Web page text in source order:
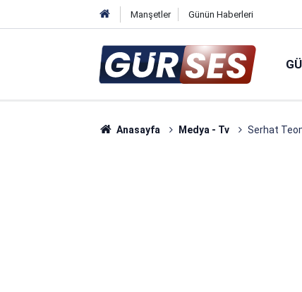
Manşetler Günün Haberleri
Anasayfa Medya - Tv Serhat